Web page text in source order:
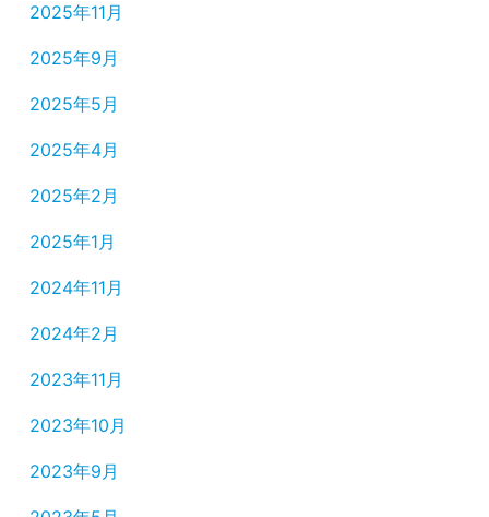
2025年11月
2025年9月
2025年5月
2025年4月
2025年2月
2025年1月
2024年11月
2024年2月
2023年11月
2023年10月
2023年9月